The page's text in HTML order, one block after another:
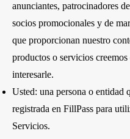
anunciantes, patrocinadores
socios promocionales y de
que proporcionan nuestro
productos o servicios creemos
interesarle.
Usted: una persona o entidad
registrada en FillPass para
Servicios.